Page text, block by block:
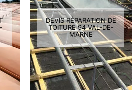
DEVIS RÉPARATION DE
TOITURE 94 VAL-DE-
MARNE